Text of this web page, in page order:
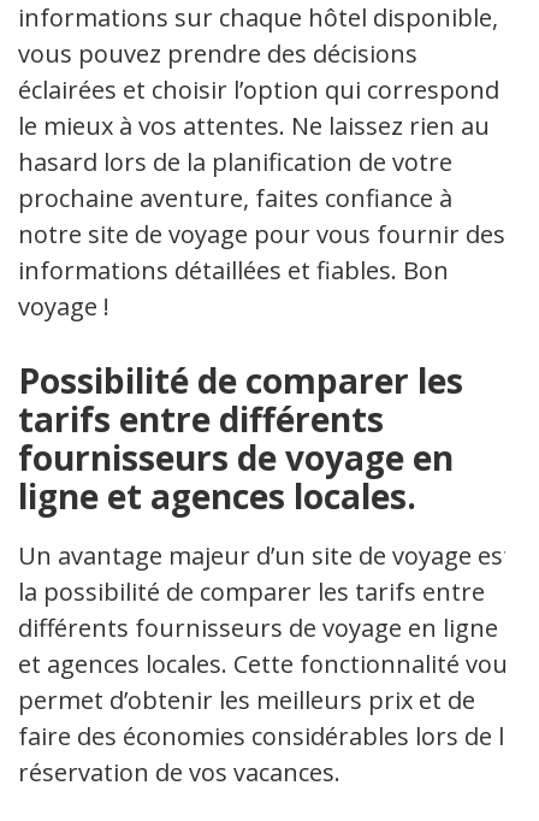
informations sur chaque hôtel disponible,
vous pouvez prendre des décisions
éclairées et choisir l’option qui correspond
le mieux à vos attentes. Ne laissez rien au
hasard lors de la planification de votre
prochaine aventure, faites confiance à
notre site de voyage pour vous fournir des
informations détaillées et fiables. Bon
voyage !
Possibilité de comparer les
tarifs entre différents
fournisseurs de voyage en
ligne et agences locales.
Un avantage majeur d’un site de voyage est
la possibilité de comparer les tarifs entre
différents fournisseurs de voyage en ligne
et agences locales. Cette fonctionnalité vous
permet d’obtenir les meilleurs prix et de
faire des économies considérables lors de la
réservation de vos vacances.